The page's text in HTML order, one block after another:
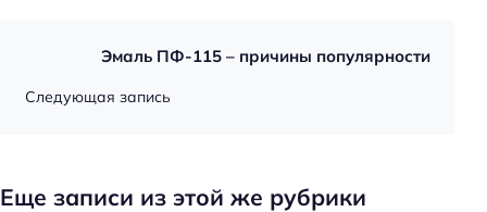
Эмаль ПФ-115 – причины популярности
Следующая запись
Еще записи из этой же рубрики